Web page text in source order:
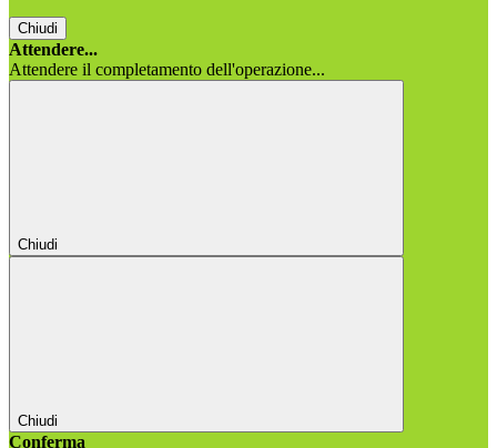
Chiudi
Attendere...
Attendere il completamento dell'operazione...
Chiudi
Chiudi
Conferma